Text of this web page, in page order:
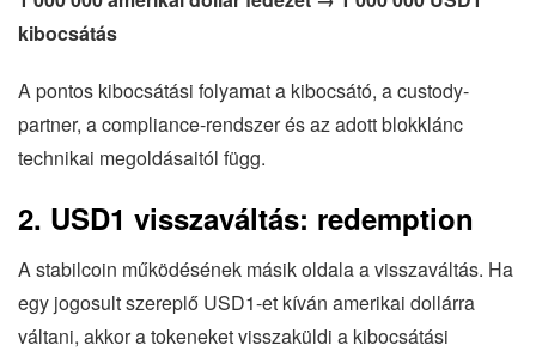
kibocsátás
A pontos kibocsátási folyamat a kibocsátó, a custody-
partner, a compliance-rendszer és az adott blokklánc
technikai megoldásaitól függ.
2. USD1 visszaváltás: redemption
A stabilcoin működésének másik oldala a visszaváltás. Ha
egy jogosult szereplő USD1-et kíván amerikai dollárra
váltani, akkor a tokeneket visszaküldi a kibocsátási